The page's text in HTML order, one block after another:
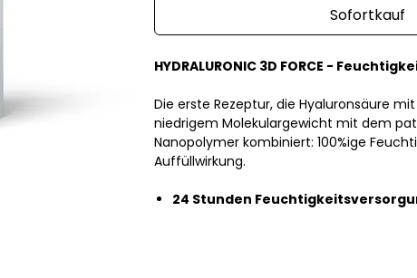
Sofortkauf
HYDRALURONIC 3D FORCE -
Die erste Rezeptur, die Hyaluronsäure
niedrigem Molekulargewicht mit dem
Nanopolymer kombiniert: 100%ige
Auffüllwirkung.
24 Stunden